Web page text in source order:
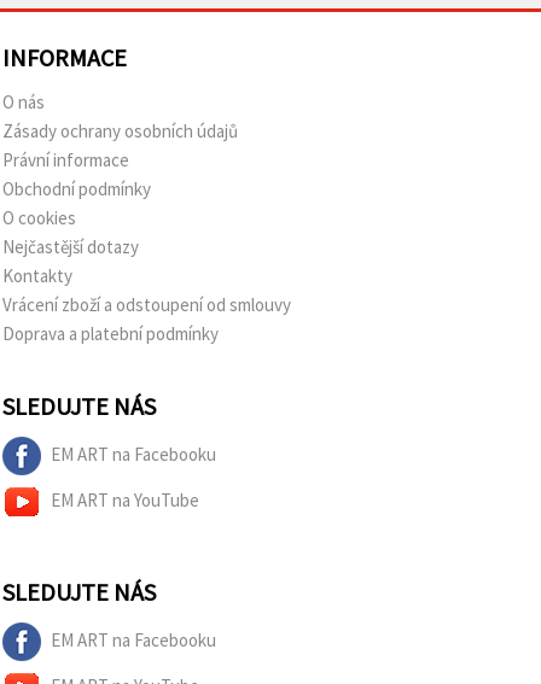
INFORMACE
O nás
Zásady ochrany osobních údajů
Právní informace
Obchodní podmínky
O cookies
Nejčastější dotazy
Kontakty
Vrácení zboží a odstoupení od smlouvy
Doprava a platební podmínky
SLEDUJTE NÁS
EM ART na Facebooku
EM ART na YouTube
SLEDUJTE NÁS
EM ART na Facebooku